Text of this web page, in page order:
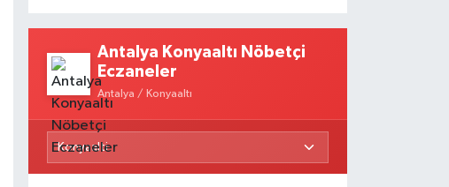
Antalya Konyaaltı Nöbetçi
Eczaneler
Antalya / Konyaaltı